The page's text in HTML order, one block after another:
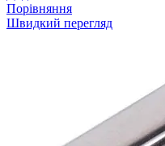
Порівняння
Швидкий перегляд